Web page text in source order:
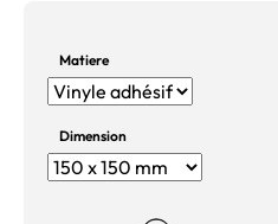
Matiere
Dimension